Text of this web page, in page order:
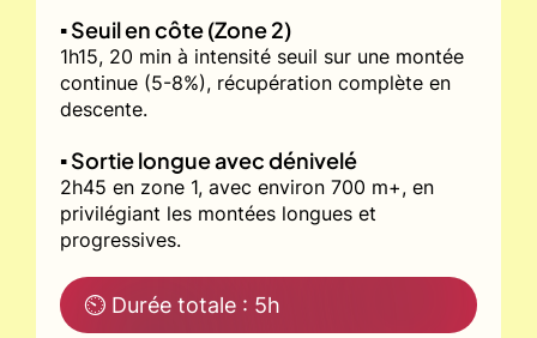
▪️ Seuil en côte (Zone 2)
1h15, 20 min à intensité seuil sur une montée
continue (5-8%), récupération complète en
descente.
▪️ Sortie longue avec dénivelé
2h45 en zone 1, avec environ 700 m+, en
privilégiant les montées longues et
progressives.
⏲ Durée totale : 5h